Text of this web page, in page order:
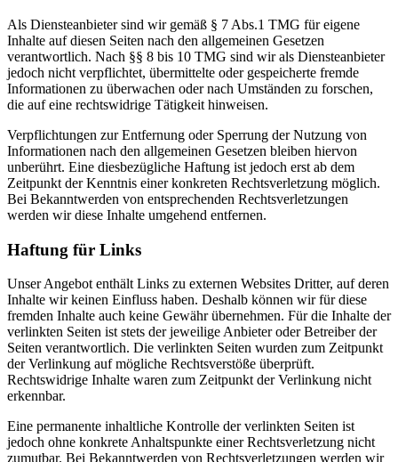
Als Diensteanbieter sind wir gemäß § 7 Abs.1 TMG für eigene
Inhalte auf diesen Seiten nach den allgemeinen Gesetzen
verantwortlich. Nach §§ 8 bis 10 TMG sind wir als Diensteanbieter
jedoch nicht verpflichtet, übermittelte oder gespeicherte fremde
Informationen zu überwachen oder nach Umständen zu forschen,
die auf eine rechtswidrige Tätigkeit hinweisen.
Verpflichtungen zur Entfernung oder Sperrung der Nutzung von
Informationen nach den allgemeinen Gesetzen bleiben hiervon
unberührt. Eine diesbezügliche Haftung ist jedoch erst ab dem
Zeitpunkt der Kenntnis einer konkreten Rechtsverletzung möglich.
Bei Bekanntwerden von entsprechenden Rechtsverletzungen
werden wir diese Inhalte umgehend entfernen.
Haftung für Links
Unser Angebot enthält Links zu externen Websites Dritter, auf deren
Inhalte wir keinen Einfluss haben. Deshalb können wir für diese
fremden Inhalte auch keine Gewähr übernehmen. Für die Inhalte der
verlinkten Seiten ist stets der jeweilige Anbieter oder Betreiber der
Seiten verantwortlich. Die verlinkten Seiten wurden zum Zeitpunkt
der Verlinkung auf mögliche Rechtsverstöße überprüft.
Rechtswidrige Inhalte waren zum Zeitpunkt der Verlinkung nicht
erkennbar.
Eine permanente inhaltliche Kontrolle der verlinkten Seiten ist
jedoch ohne konkrete Anhaltspunkte einer Rechtsverletzung nicht
zumutbar. Bei Bekanntwerden von Rechtsverletzungen werden wir